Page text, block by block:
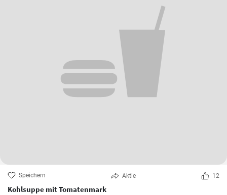
Speichern Aktie 12
Kohlsuppe mit Tomatenmark